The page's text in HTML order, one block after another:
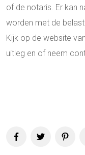
of de notaris. Er kan
worden met de
Kijk op de website
uitleg en of neem